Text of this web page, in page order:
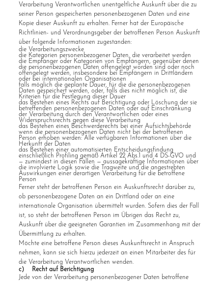
Verarbeitung Verantwortlichen unentgeltliche Auskunft über die zu
seiner Person gespeicherten personenbezogenen Daten und eine
Kopie dieser Auskunft zu erhalten. Ferner hat der Europäische
Richtlinien- und Verordnungsgeber der betroffenen Person Auskunft
über folgende Informationen zugestanden:
die Verarbeitungszwecke
die Kategorien personenbezogener Daten, die verarbeitet werden
die Empfänger oder Kategorien von Empfängern, gegenüber denen
die personenbezogenen Daten offengelegt worden sind oder noch
offengelegt werden, insbesondere bei Empfängern in Drittländern
oder bei internationalen Organisationen
falls möglich die geplante Dauer, für die die personenbezogenen
Daten gespeichert werden, oder, falls dies nicht möglich ist, die
Kriterien für die Festlegung dieser Dauer
das Bestehen eines Rechts auf Berichtigung oder Löschung der sie
betreffenden personenbezogenen Daten oder auf Einschränkung
der Verarbeitung durch den Verantwortlichen oder eines
Widerspruchsrechts gegen diese Verarbeitung
das Bestehen eines Beschwerderechts bei einer Aufsichtsbehörde
wenn die personenbezogenen Daten nicht bei der betroffenen
Person erhoben werden: Alle verfügbaren Informationen über die
Herkunft der Daten
das Bestehen einer automatisierten Entscheidungsfindung
einschließlich Profiling gemäß Artikel 22 Abs.1 und 4 DS-GVO und
— zumindest in diesen Fällen — aussagekräftige Informationen über
die involvierte Logik sowie die Tragweite und die angestrebten
Auswirkungen einer derartigen Verarbeitung für die betroffene
Person
Ferner steht der betroffenen Person ein Auskunftsrecht darüber zu,
ob personenbezogene Daten an ein Drittland oder an eine
internationale Organisation übermittelt wurden. Sofern dies der Fall
ist, so steht der betroffenen Person im Übrigen das Recht zu,
Auskunft über die geeigneten Garantien im Zusammenhang mit der
Übermittlung zu erhalten.
Möchte eine betroffene Person dieses Auskunftsrecht in Anspruch
nehmen, kann sie sich hierzu jederzeit an einen Mitarbeiter des für
die Verarbeitung Verantwortlichen wenden.
c) Recht auf Berichtigung
Jede von der Verarbeitung personenbezogener Daten betroffene